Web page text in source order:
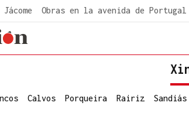
Obras en la avenida de Portugal
Calvos Porqueira Rairiz Sandiás